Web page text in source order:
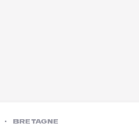
BRETAGNE